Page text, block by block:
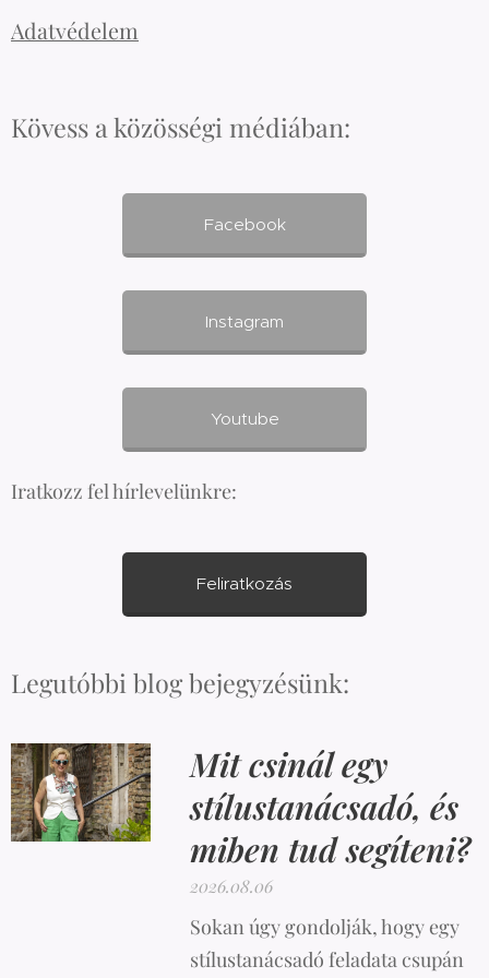
Adatvédelem
Kövess a közösségi médiában:
Facebook
Instagram
Youtube
Iratkozz fel hírlevelünkre:
Feliratkozás
Legutóbbi blog bejegyzésünk:
Mit csinál egy
stílustanácsadó, és
miben tud segíteni?
2026.08.06
Sokan úgy gondolják, hogy egy
stílustanácsadó feladata csupán